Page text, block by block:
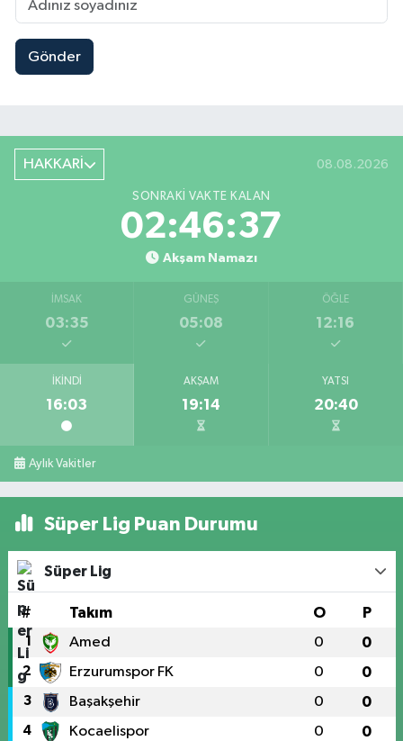
Gönder
HAKKARİ 08.08.2026
SONRAKI VAKTE KALAN
02:46:36
Akşam Namazı
İMSAK
03:35
GÜNEŞ
05:08
ÖĞLE
12:16
İKINDI
16:03
AKŞAM
19:14
YATSI
20:40
Aylık Vakitler
Süper Lig Puan Durumu
Süper Lig
# Takım O P
1 Amed 0 0
2 Erzurumspor FK 0 0
3 Başakşehir 0 0
4 Kocaelispor 0 0